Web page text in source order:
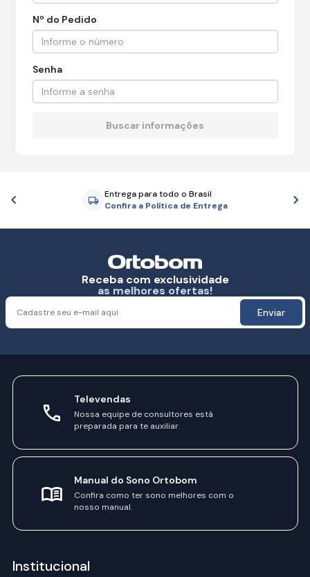
Nº do Pedido
Senha
Entrega para todo o Brasil
Confira a Política de Entrega
Anterior
Receba com exclusividade
as melhores ofertas!
Enviar
Televendas
Nossa equipe de consultores está
preparada para te auxiliar.
Manual do Sono Ortobom
Confira como ter sono melhores com o
nosso manual.
Institucional